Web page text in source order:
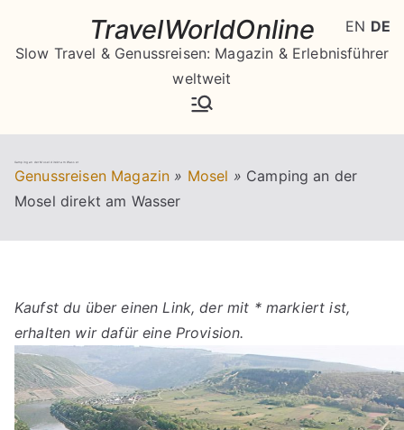
springen
TravelWorldOnline
Slow Travel & Genussreisen: Magazin & Erlebnisführer
weltweit
Camping an der Mosel direkt am Wasser
Genussreisen Magazin » Mosel » Camping an der
Mosel direkt am Wasser
Kaufst du über einen Link, der mit * markiert ist,
erhalten wir dafür eine Provision.
EN DE